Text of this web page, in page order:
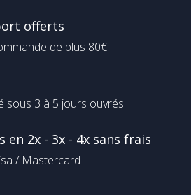
offerts
de plus 80€
sous 3 à 5 jours ouvrés
en 2x - 3x - 4x sans frais
/ Mastercard